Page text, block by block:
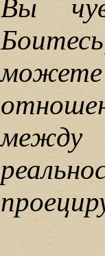
Вы
между